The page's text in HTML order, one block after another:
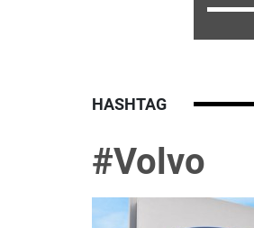
HASHTAG
#Volvo